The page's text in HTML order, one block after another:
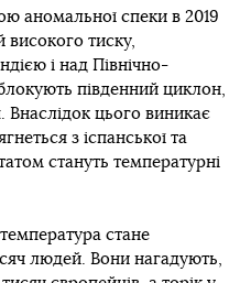
аномальної спеки в 2019
високого тиску,
і над Північно-
південний циклон,
Внаслідок цього виникає
з іспанської та
стануть температурні
стане
людей. Вони нагадують,